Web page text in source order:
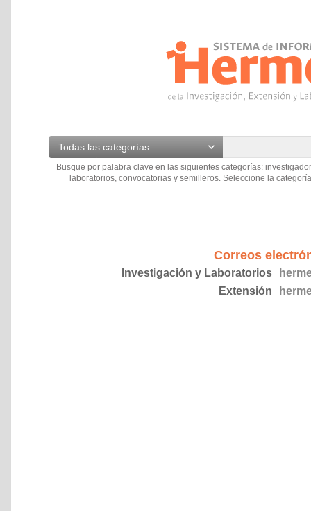
Todas las categorías
Busque por palabra clave en las siguientes categorías:
laboratorios, convocatorias y semilleros. Seleccione la
Correos
Investigación y Laboratorios
Extensión